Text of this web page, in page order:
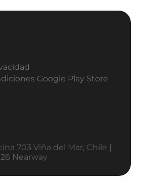
Google Play Store
703 Viña del Mar, Chile |
Nearway